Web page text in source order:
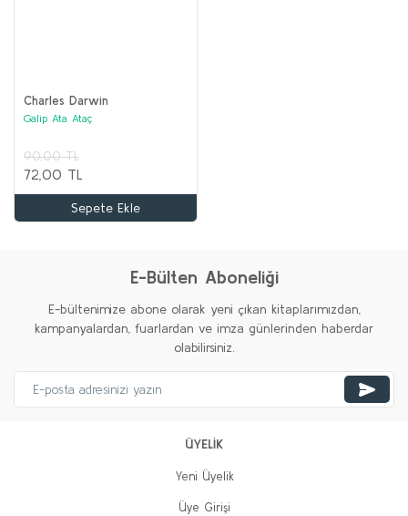
Charles Darwin
Galip Ata Ataç
90,00 TL
72,00 TL
Sepete Ekle
E-Bülten Aboneliği
E-bültenimize abone olarak yeni çıkan kitaplarımızdan,
kampanyalardan, fuarlardan ve imza günlerinden haberdar
olabilirsiniz.
ÜYELİK
Yeni Üyelik
Üye Girişi